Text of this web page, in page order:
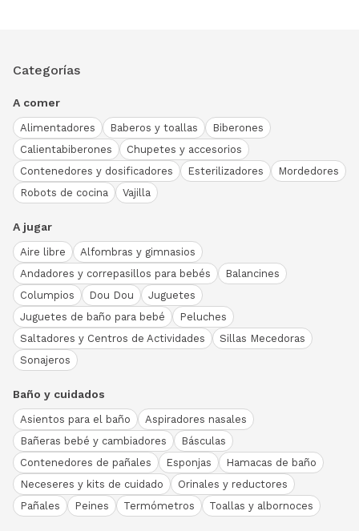
Categorías
A comer
Alimentadores Baberos y toallas
Biberones
Calientabiberones
Chupetes y accesorios
Contenedores y dosificadores
Esterilizadores
Mordedores
Robots de cocina
Vajilla
A jugar
Aire libre
Alfombras y gimnasios
Andadores y correpasillos para bebés
Balancines
Columpios
Dou Dou
Juguetes
Juguetes de baño para bebé
Peluches
Saltadores y Centros de Actividades
Sillas Mecedoras
Sonajeros
Baño y cuidados
Asientos para el baño
Aspiradores nasales
Bañeras bebé y cambiadores
Básculas
Contenedores de pañales
Esponjas
Hamacas de baño
Neceseres y kits de cuidado
Orinales y reductores
Pañales
Peines Termómetros Toallas y albornoces